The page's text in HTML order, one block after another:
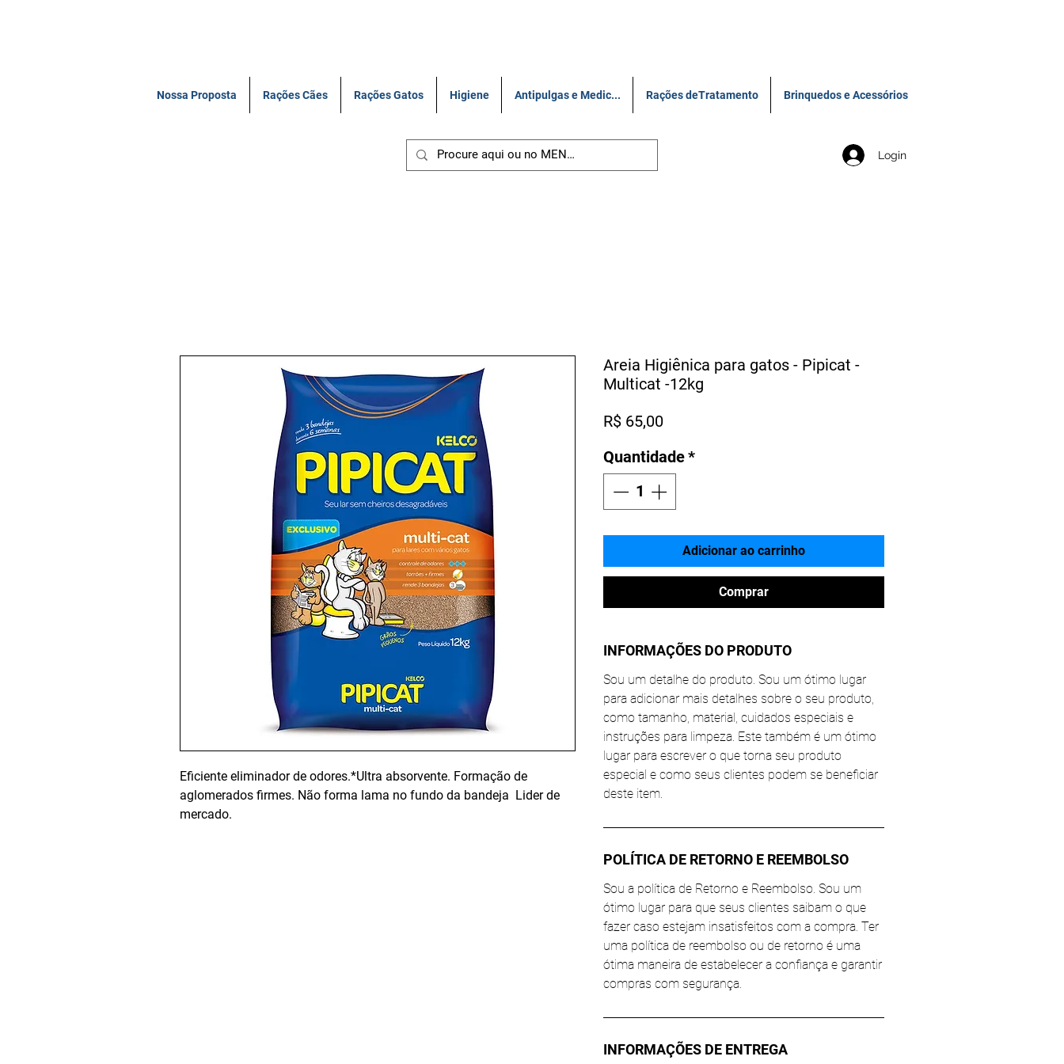
Nossa Proposta Rações Cães Rações Gatos Higiene Antipulgas e Medic... Rações deTratamento Brinquedos e Acessórios
Login
Eficiente eliminador de odores.*Ultra absorvente. Formação de
aglomerados firmes. Não forma lama no fundo da bandeja Lider de
mercado.
Areia Higiênica para gatos - Pipicat -
Multicat -12kg
R$ 65,00Preço
Quantidade*
Adicionar ao carrinho
Comprar
INFORMAÇÕES DO PRODUTO
Sou um detalhe do produto. Sou um ótimo lugar
para adicionar mais detalhes sobre o seu produto,
como tamanho, material, cuidados especiais e
instruções para limpeza. Este também é um ótimo
lugar para escrever o que torna seu produto
especial e como seus clientes podem se beneficiar
deste item.
POLÍTICA DE RETORNO E REEMBOLSO
Sou a política de Retorno e Reembolso. Sou um
ótimo lugar para que seus clientes saibam o que
fazer caso estejam insatisfeitos com a compra. Ter
uma política de reembolso ou de retorno é uma
ótima maneira de estabelecer a confiança e garantir
compras com segurança.
INFORMAÇÕES DE ENTREGA